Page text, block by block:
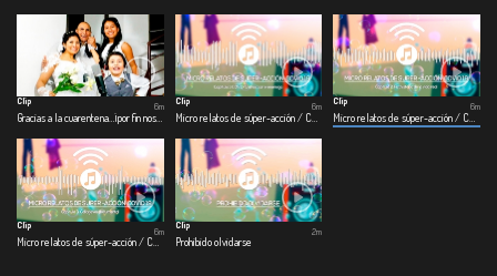
Clip
6m
Clip
Micro relatos de súper-acción / COVID – 19 - Cap 1. Covid-viendo con el enemigo
6m
Clip
6m
Clip
6m
Clip
Prohibido olvidarse
2m